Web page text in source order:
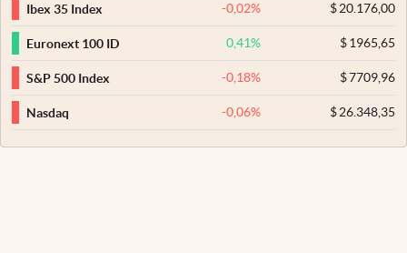
Ibex 35 Index
-0,02% $20.176,00
Euronext 100 ID 0,41% $1965,65
S&P 500 Index -0,18% $7709,96
Nasdaq -0,06% $26.348,35